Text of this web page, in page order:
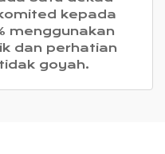
kepada
menggunakan
dan perhatian
goyah.